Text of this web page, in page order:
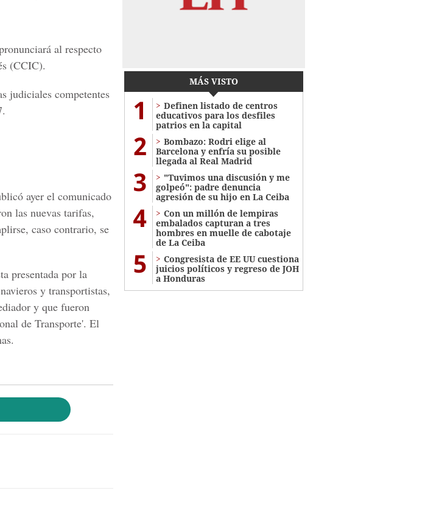
al respecto
(CCIC).
judiciales competentes
ayer el comunicado
las nuevas tarifas,
caso contrario, se
presentada por la
y transportistas,
y que fueron
de Transporte'. El
MÁS VISTO
1
Definen listado de centros
educativos para los desfiles
patrios en la capital
2
Bombazo: Rodri elige al
Barcelona y enfría su posible
llegada al Real Madrid
3
"Tuvimos una discusión y me
golpeó": padre denuncia
agresión de su hijo en La Ceiba
4
Con un millón de lempiras
embalados capturan a tres
hombres en muelle de cabotaje
de La Ceiba
5
Congresista de EE UU cuestiona
juicios políticos y regreso de JOH
a Honduras